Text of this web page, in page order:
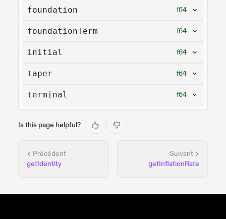
foundation f64
foundationTerm f64
initial f64
taper f64
terminal f64
Is this page helpful?
Précédent
getIdentity
Suivant
getInflationRate